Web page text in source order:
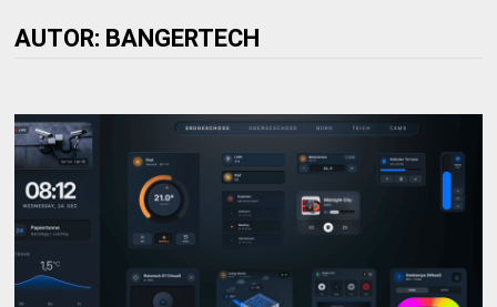
AUTOR: BANGERTECH